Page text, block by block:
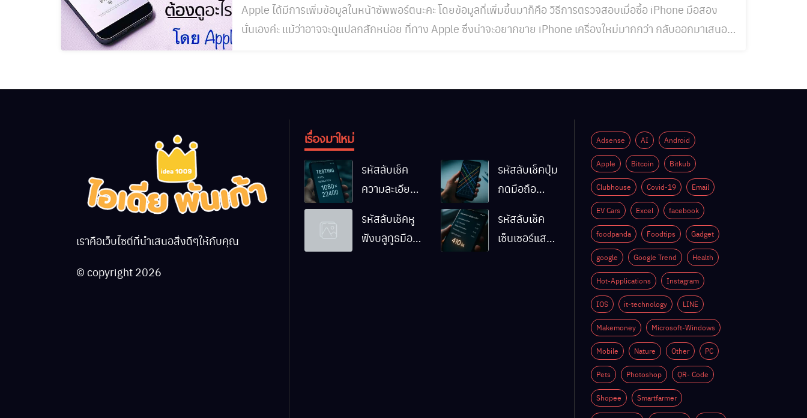
Apple ได้มีการเพิ่มข้อมูลในหน้าซัพพอร์ตนะคะ โดยข้อมูลที่เพิ่มขึ้นมาก็คือ วิธีการตรวจสอบเมื่อซื้อ iPhone มือสอง
นั่นเองค่ะ แม้ว่าอาจจะดูแปลกสักหน่อย ที่ทาง Apple ซึ่งน่าจะอยากขาย iPhone เครื่องใหม่มากกว่า กลับออกมาเสนอ
เราคือเว็บไซต์ที่นำเสนอสิ่งดีๆให้กับคุณ
© copyright 2026
เรื่องมาใหม่
รหัสลับเช็ค
ความละเอียด
Android ทำ
ยังไง
รหัสลับเช็คปุ่ม
กดมือถือ
ทำงานปกติ
ไหม
รหัสลับเช็คหู
ฟังบลูทูธมือ
รหัสลับเช็ค
เซ็นเซอร์แสง
Adsense AI Android
Apple Bitcoin Bitkub
Clubhouse Covid-19 Email
EV Cars Excel facebook
foodpanda Foodtips Gadget
google Google Trend Health
Hot-Applications Instagram
IOS it-technology LINE
Makemoney Microsoft-Windows
Mobile Nature Other PC
Pets Photoshop QR- Code
Shopee Smartfarmer